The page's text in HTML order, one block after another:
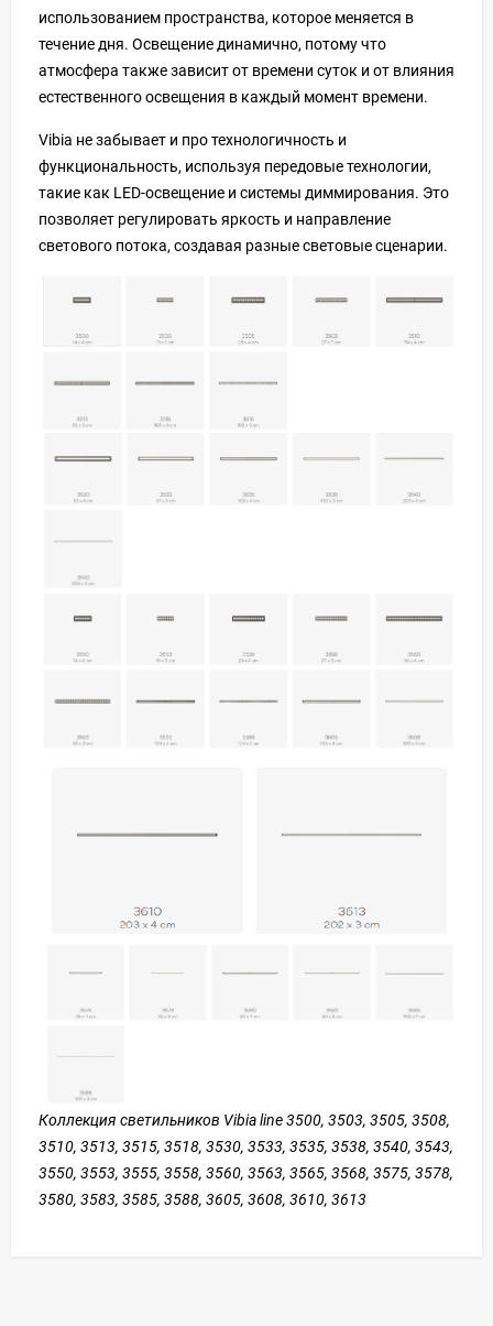
использованием пространства, которое меняется в
течение дня. Освещение динамично, потому что
атмосфера также зависит от времени суток и от влияния
естественного освещения в каждый момент времени.
Vibia не забывает и про технологичность и
функциональность, используя передовые технологии,
такие как LED-освещение и системы диммирования. Это
позволяет регулировать яркость и направление
светового потока, создавая разные световые сценарии.
Коллекция светильников Vibia line 3500, 3503, 3505, 3508,
3510, 3513, 3515, 3518, 3530, 3533, 3535, 3538, 3540, 3543,
3550, 3553, 3555, 3558, 3560, 3563, 3565, 3568, 3575, 3578,
3580, 3583, 3585, 3588, 3605, 3608, 3610, 3613